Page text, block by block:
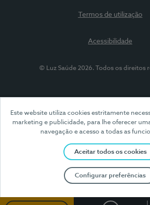
Este website utiliza cookies estritamente
marketing e publicidade, para lhe oferecer
navegação e acesso a todas as
Aceitar todos os cookies
Configurar preferências
Termos de utilização
Acessibilidade
© Luz Saúde 2026. Todos os direitos